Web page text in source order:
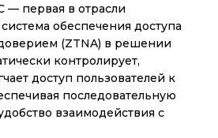
— первая в отрасли
обеспечения доступа
(ZTNA) в решении
контролирует,
доступ пользователей к
последовательную
взаимодействия с